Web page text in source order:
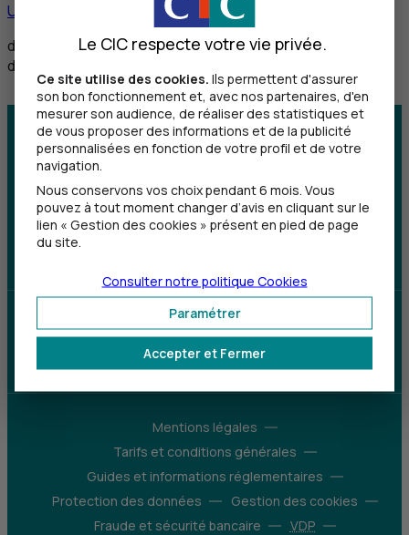
Utiliser ce service
de 8h30 à 12h et de 14h à 18h du lundi au vendredi,
de 8h30 à 12h le samedi
Centre d'aide Trouver une agence
Sourds et
malentendants
Parrainez un proche et profitez ensemble
d’avantages
Découvrir notre offre
Mentions légales
Tarifs et conditions générales
Guides et informations réglementaires
Protection des données
Gestion des cookies
Fraude et sécurité bancaire
VDP
Le CIC respecte votre vie privée.
Ce site utilise des cookies. Ils permettent d'assurer
son bon fonctionnement et, avec nos partenaires, d'en
mesurer son audience, de réaliser des statistiques et
de vous proposer des informations et de la publicité
personnalisées en fonction de votre profil et de votre
navigation.
Nous conservons vos choix pendant 6 mois. Vous
pouvez à tout moment changer d’avis en cliquant sur le
lien « Gestion des cookies » présent en pied de page
du site.
Accepter et Fermer
Paramétrer
Consulter notre politique Cookies